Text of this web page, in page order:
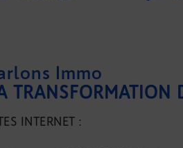
Immo
INTERNET :